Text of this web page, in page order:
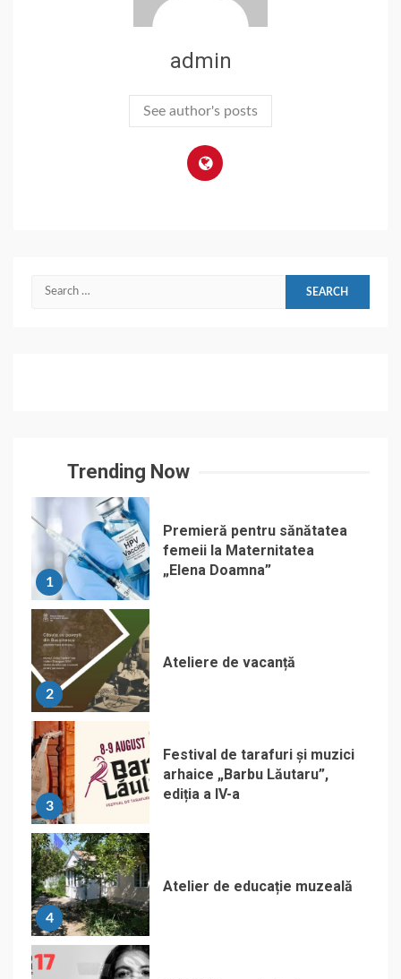
admin
See author's posts
Search
Trending Now
1
Premieră pentru sănătatea
femeii la Maternitatea
„Elena Doamna”
2
Ateliere de vacanță
3
Festival de tarafuri și muzici
arhaice „Barbu Lăutaru”,
ediția a IV-a
4
Atelier de educație muzeală